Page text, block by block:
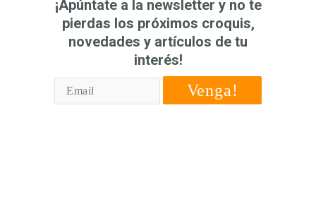
¡Apúntate a la newsletter y no te
pierdas los próximos croquis,
novedades y artículos de tu
interés!
Venga!